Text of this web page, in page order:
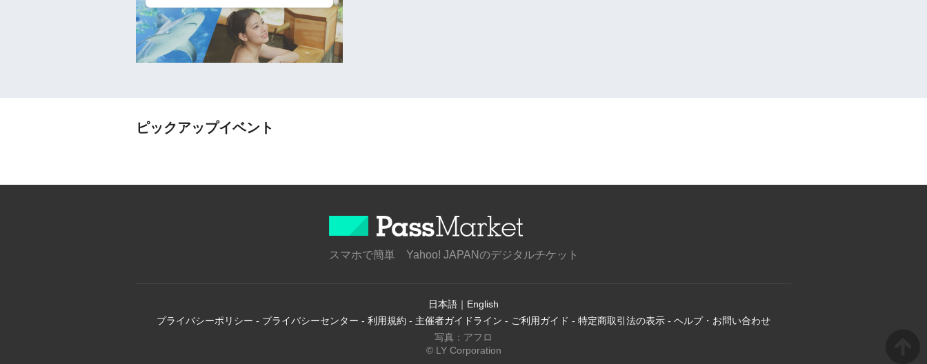
ピックアップイベント
スマホで簡単 Yahoo! JAPANのデジタルチケット
日本語 ｜ English
プライバシーポリシー - プライバシーセンター - 利用規約 - 主催者ガイドライン - ご利用ガイド - 特定商取引法の表示 - ヘルプ・お問い合わせ
写真：アフロ
© LY Corporation